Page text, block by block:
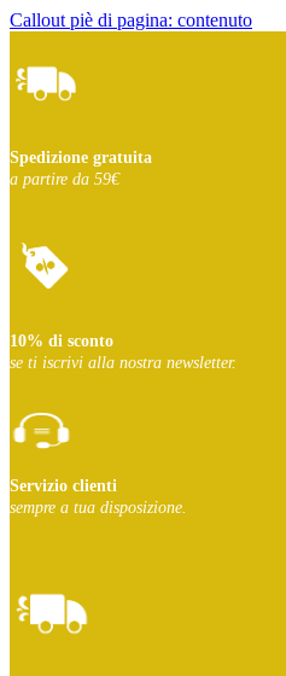
Callout piè di pagina: contenuto
Spedizione gratuita
a partire da 59€
10% di sconto
se ti iscrivi alla nostra newsletter.
Servizio clienti
sempre a tua disposizione.